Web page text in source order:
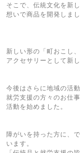
そこで、伝統文化を新
想いで商品を開発しまし
新しい形の「町おこし
アクセサリーとして新
今後はさらに地域の活
就労支援の方々のお仕
活動を始めました。
障がいを持った方に、
います。